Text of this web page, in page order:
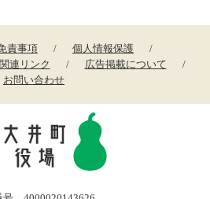
責事項
個人情報保護
関連リンク
広告掲載について
お問い合わせ